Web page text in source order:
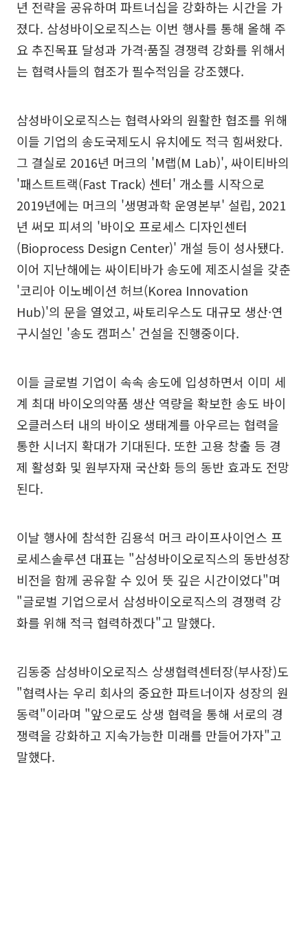
년 전략을 공유하며 파트너십을 강화하는 시간을 가
졌다. 삼성바이오로직스는 이번 행사를 통해 올해 주
요 추진목표 달성과 가격·품질 경쟁력 강화를 위해서
는 협력사들의 협조가 필수적임을 강조했다.
삼성바이오로직스는 협력사와의 원활한 협조를 위해
이들 기업의 송도국제도시 유치에도 적극 힘써왔다.
그 결실로 2016년 머크의 'M랩(M Lab)', 싸이티바의
'패스트트랙(Fast Track) 센터' 개소를 시작으로
2019년에는 머크의 '생명과학 운영본부' 설립, 2021
년 써모 피셔의 '바이오 프로세스 디자인센터
(Bioprocess Design Center)' 개설 등이 성사됐다.
이어 지난해에는 싸이티바가 송도에 제조시설을 갖춘
'코리아 이노베이션 허브(Korea Innovation
Hub)'의 문을 열었고, 싸토리우스도 대규모 생산·연
구시설인 '송도 캠퍼스' 건설을 진행중이다.
이들 글로벌 기업이 속속 송도에 입성하면서 이미 세
계 최대 바이오의약품 생산 역량을 확보한 송도 바이
오클러스터 내의 바이오 생태계를 아우르는 협력을
통한 시너지 확대가 기대된다. 또한 고용 창출 등 경
제 활성화 및 원부자재 국산화 등의 동반 효과도 전망
된다.
이날 행사에 참석한 김용석 머크 라이프사이언스 프
로세스솔루션 대표는 "삼성바이오로직스의 동반성장
비전을 함께 공유할 수 있어 뜻 깊은 시간이었다"며
"글로벌 기업으로서 삼성바이오로직스의 경쟁력 강
화를 위해 적극 협력하겠다"고 말했다.
김동중 삼성바이오로직스 상생협력센터장(부사장)도
"협력사는 우리 회사의 중요한 파트너이자 성장의 원
동력"이라며 "앞으로도 상생 협력을 통해 서로의 경
쟁력을 강화하고 지속가능한 미래를 만들어가자"고
말했다.